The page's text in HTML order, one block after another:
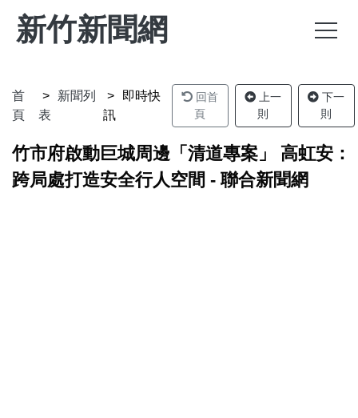
新竹新聞網
首
頁
新聞列
表
即時快
訊
回首
頁
上一
則
下一
則
竹市府啟動巨城周邊「清道專案」 高虹安：
跨局處打造安全行人空間 - 聯合新聞網